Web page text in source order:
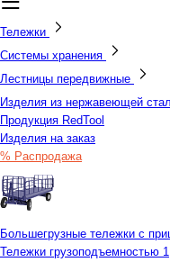
Тележки
Системы хранения
Лестницы передвижные
Изделия из нержавеющей
Продукция RedTool
Изделия на заказ
% Распродажа
Большегрузные тележки с
Тележки грузоподъемностью